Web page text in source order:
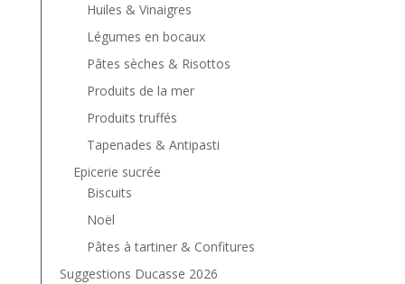
Huiles & Vinaigres
Légumes en bocaux
Pâtes sèches & Risottos
Produits de la mer
Produits truffés
Tapenades & Antipasti
Epicerie sucrée
Biscuits
Noël
Pâtes à tartiner & Confitures
Suggestions Ducasse 2026